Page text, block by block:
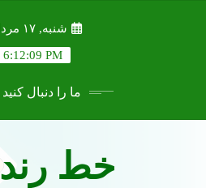
شنبه, ۱۷ مرداد ۱۴۰۵
6:12:10 PM
ما را دنبال کنید
خط رند 912